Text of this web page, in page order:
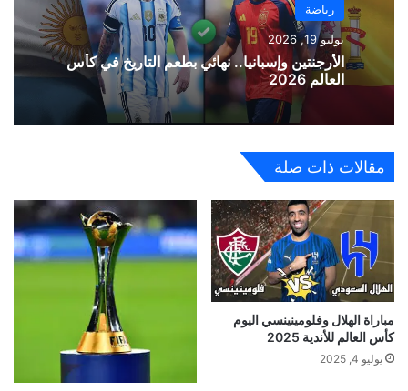
رياضة
يوليو 19, 2026
الأرجنتين وإسبانيا.. نهائي بطعم التاريخ في كأس
العالم 2026
مقالات ذات صلة
مباراة الهلال وفلومينينسي اليوم
كأس العالم للأندية 2025
يوليو 4, 2025